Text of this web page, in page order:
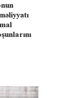
qadağasına